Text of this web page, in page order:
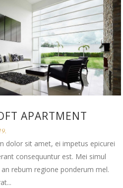
APARTMENT
dolor sit amet, ei impetus epicurei
consequuntur est. Mei simul
rebum regione ponderum mel.